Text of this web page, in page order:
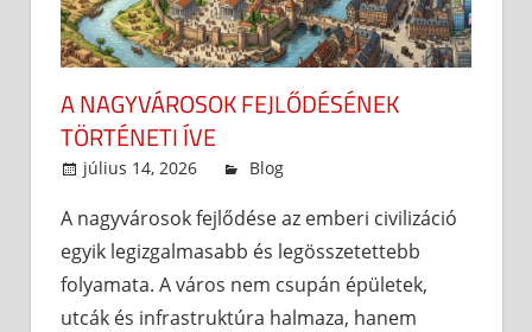
A NAGYVÁROSOK FEJLŐDÉSÉNEK
TÖRTÉNETI ÍVE
július 14, 2026 admin
Blog
A nagyvárosok fejlődése az emberi civilizáció
egyik legizgalmasabb és legösszetettebb
folyamata. A város nem csupán épületek,
utcák és infrastruktúra halmaza, hanem